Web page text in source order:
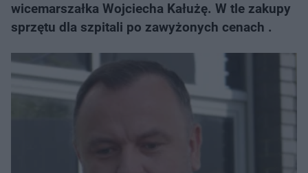
wicemarszałka Wojciecha Kałużę. W tle zakupy
sprzętu dla szpitali po zawyżonych cenach .